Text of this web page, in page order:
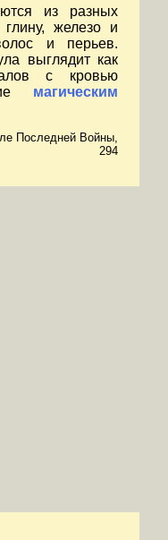
из разных
железо и
и перьев.
выглядит как
с кровью
магическим
Последней Войны,
294